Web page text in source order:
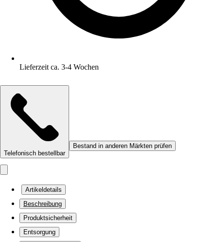
Lieferzeit ca. 3-4 Wochen
Telefonisch bestellbar
Bestand in anderen Märkten prüfen
Artikeldetails
Beschreibung
Produktsicherheit
Entsorgung